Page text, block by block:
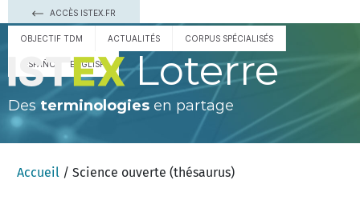
ACCÈS ISTEX.FR
OBJECTIF TDM ACTUALITÉS CORPUS SPÉCIALISÉS
ESPAÑOL ENGLISH Loterre
Des terminologies en partage
Accueil / Science ouverte (thésaurus)